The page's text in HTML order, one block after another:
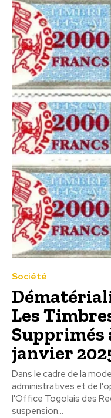
Société
Les
Supprimés
janvier
Dans le cadre de la
administratives et de
l'Office Togolais des
suspension...